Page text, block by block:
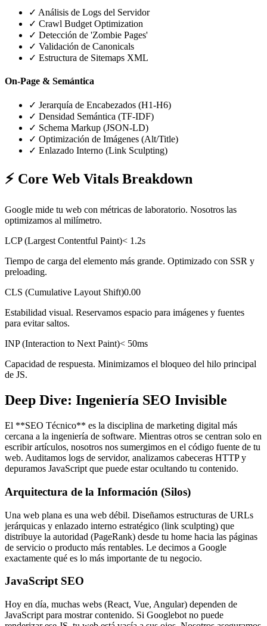
✓ Análisis de Logs del Servidor
✓ Crawl Budget Optimization
✓ Detección de 'Zombie Pages'
✓ Validación de Canonicals
✓ Estructura de Sitemaps XML
On-Page & Semántica
✓ Jerarquía de Encabezados (H1-H6)
✓ Densidad Semántica (TF-IDF)
✓ Schema Markup (JSON-LD)
✓ Optimización de Imágenes (Alt/Title)
✓ Enlazado Interno (Link Sculpting)
⚡ Core Web Vitals Breakdown
Google mide tu web con métricas de laboratorio. Nosotros las
optimizamos al milímetro.
LCP (Largest Contentful Paint)< 1.2s
Tiempo de carga del elemento más grande. Optimizado con SSR y
preloading.
CLS (Cumulative Layout Shift)0.00
Estabilidad visual. Reservamos espacio para imágenes y fuentes
para evitar saltos.
INP (Interaction to Next Paint)< 50ms
Capacidad de respuesta. Minimizamos el bloqueo del hilo principal
de JS.
Deep Dive: Ingeniería SEO Invisible
El **SEO Técnico** es la disciplina de marketing digital más
cercana a la ingeniería de software. Mientras otros se centran solo en
escribir artículos, nosotros nos sumergimos en el código fuente de tu
web. Auditamos logs de servidor, analizamos cabeceras HTTP y
depuramos JavaScript que puede estar ocultando tu contenido.
Arquitectura de la Información (Silos)
Una web plana es una web débil. Diseñamos estructuras de URLs
jerárquicas y enlazado interno estratégico (link sculpting) que
distribuye la autoridad (PageRank) desde tu home hacia las páginas
de servicio o producto más rentables. Le decimos a Google
exactamente qué es lo más importante de tu negocio.
JavaScript SEO
Hoy en día, muchas webs (React, Vue, Angular) dependen de
JavaScript para mostrar contenido. Si Googlebot no puede